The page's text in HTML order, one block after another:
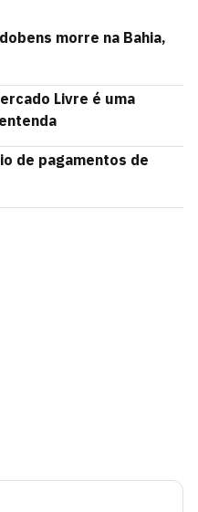
morre na Bahia,
Livre é uma
de pagamentos de